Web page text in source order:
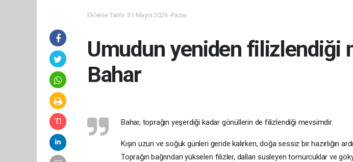
Ekleme Tarihi: 31 Mayıs 2026 -Pazar
Umudun yeniden filizlendiği
Bahar
Bahar, toprağın yeşerdiği kadar gönüllerin de filizlendiği mevsimdir.
Kışın uzun ve soğuk günleri geride kalırken, doğa sessiz bir hazırlığın
Toprağın bağrından yükselen filizler, dalları süsleyen tomurcuklar ve